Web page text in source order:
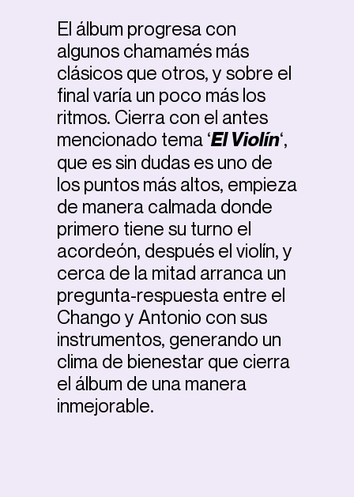
El álbum progresa con
algunos chamamés más
clásicos que otros, y sobre el
final varía un poco más los
ritmos. Cierra con el antes
mencionado tema ‘El Violín‘,
que es sin dudas es uno de
los puntos más altos, empieza
de manera calmada donde
primero tiene su turno el
acordeón, después el violín, y
cerca de la mitad arranca un
pregunta-respuesta entre el
Chango y Antonio con sus
instrumentos, generando un
clima de bienestar que cierra
el álbum de una manera
inmejorable.